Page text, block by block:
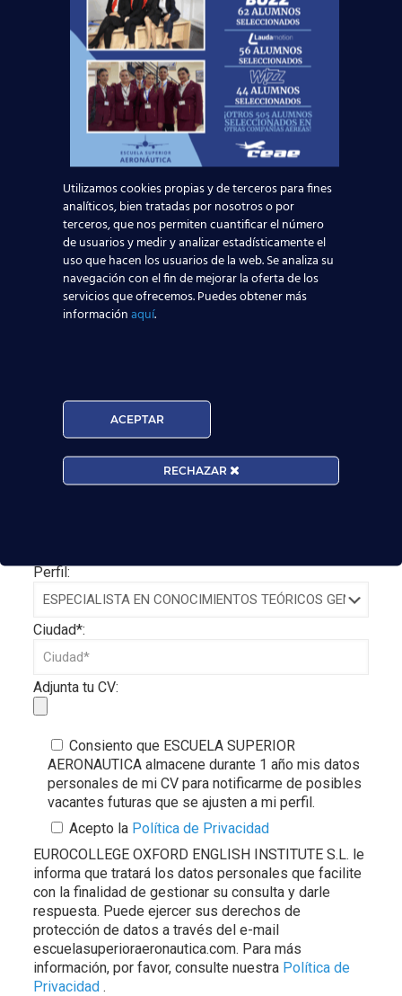
Nativo Licenciado con experiencia previa en
instrucción en país anglosajón. Certificado
de Inglés C1 del MCERL o equivalente.
DOCUMENTACIÓN REQUERIDA:
CV actualizado con foto, vida laboral actualizada
y compulsada, acreditación de títulos
compulsados.
Perfil:
Ciudad*:
Adjunta tu CV:
Consiento que ESCUELA SUPERIOR
AERONAUTICA almacene durante 1 año mis datos
personales de mi CV para notificarme de posibles
vacantes futuras que se ajusten a mi perfil.
Acepto laPolítica de Privacidad
EUROCOLLEGE OXFORD ENGLISH INSTITUTE S.L. le
informa que tratará los datos personales que facilite
con la finalidad de gestionar su consulta y darle
respuesta. Puede ejercer sus derechos de
protección de datos a través del e-mail
escuelasuperioraeronautica.com. Para más
información, por favor, consulte nuestra Política de
Privacidad .
Utilizamos cookies propias y de terceros para fines
analíticos, bien tratadas por nosotros o por
terceros, que nos permiten cuantificar el número
de usuarios y medir y analizar estadísticamente el
uso que hacen los usuarios de la web. Se analiza su
navegación con el fin de mejorar la oferta de los
servicios que ofrecemos. Puedes obtener más
informaciónaquí.
ACEPTAR
RECHAZAR